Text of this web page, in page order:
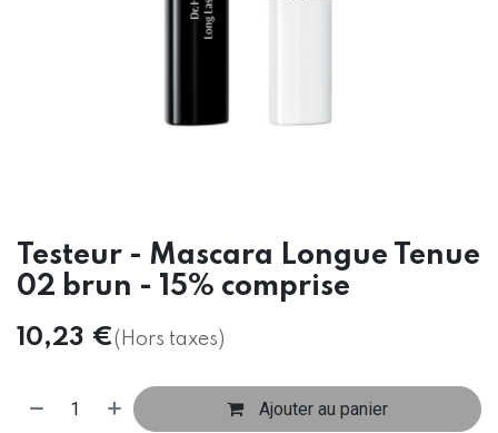
Testeur - Mascara Longue Tenue
02 brun - 15% comprise
10,23 €(Hors taxes)
Ajouter au panier